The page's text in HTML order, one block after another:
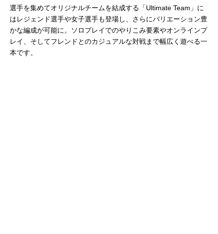
選手を集めてオリジナルチームを結成する「Ultimate Team」に
はレジェンド選手や女子選手も登場し、さらにバリエーション豊
かな編成が可能に。ソロプレイでのやりこみ要素やオンラインプ
レイ、そしてフレンドとのカジュアルな対戦まで幅広く遊べる一
本です。